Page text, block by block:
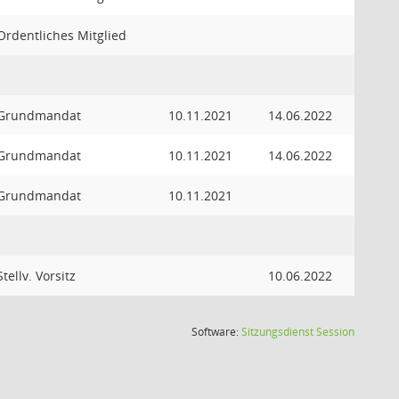
Mitglied
10.11.2021 14.06.2022
10.11.2021 14.06.2022
10.11.2021
Vorsitz 10.06.2022
Software:SitzungsdienstSession(Wird in